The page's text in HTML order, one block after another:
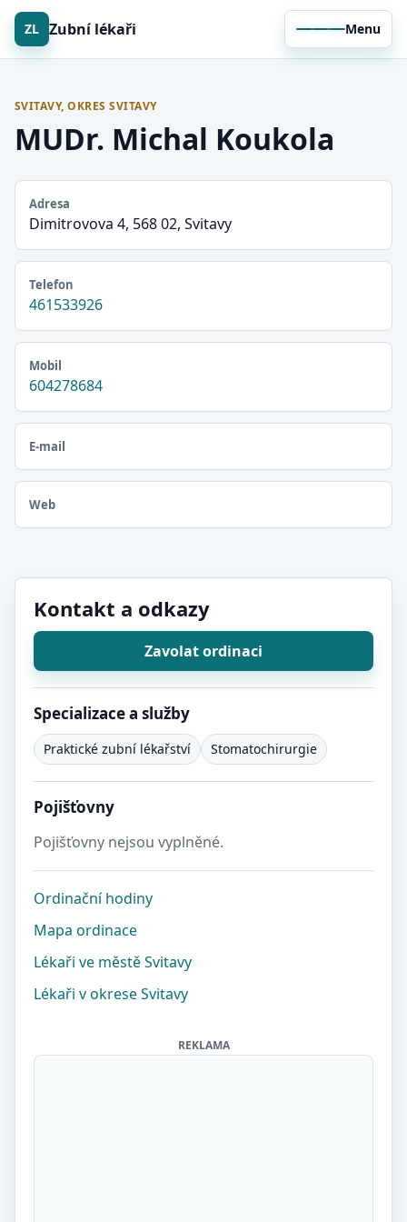
ZL Zubní lékaři Menu
SVITAVY, OKRES SVITAVY
MUDr. Michal Koukola
Adresa
Dimitrovova 4, 568 02, Svitavy
Telefon
461533926
Mobil
604278684
E-mail
Web
Kontakt a odkazy
Zavolat ordinaci
Specializace a služby
Praktické zubní lékařství Stomatochirurgie
Pojišťovny
Pojišťovny nejsou vyplněné.
Ordinační hodiny
Mapa ordinace
Lékaři ve městě Svitavy
Lékaři v okrese Svitavy
REKLAMA